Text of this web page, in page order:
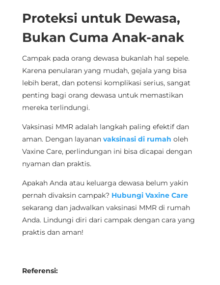
Proteksi untuk Dewasa,
Bukan Cuma Anak-anak
Campak pada orang dewasa bukanlah hal sepele.
Karena penularan yang mudah, gejala yang bisa
lebih berat, dan potensi komplikasi serius, sangat
penting bagi orang dewasa untuk memastikan
mereka terlindungi.
Vaksinasi MMR adalah langkah paling efektif dan
aman. Dengan layanan vaksinasi di rumah oleh
Vaxine Care, perlindungan ini bisa dicapai dengan
nyaman dan praktis.
Apakah Anda atau keluarga dewasa belum yakin
pernah divaksin campak? Hubungi Vaxine Care
sekarang dan jadwalkan vaksinasi MMR di rumah
Anda. Lindungi diri dari campak dengan cara yang
praktis dan aman!
Referensi: